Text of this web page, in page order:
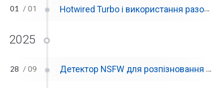
01 / 01 Hotwired Turbo і використання разом з Laravel
2025
28 / 09 Детектор NSFW для розпізновання зображень з шкідливим для роботи контентом